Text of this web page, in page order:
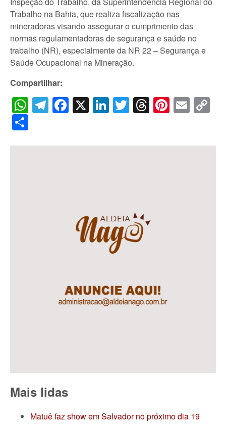
Trabalho na Bahia, que realiza fiscalização nas
mineradoras visando assegurar o cumprimento das
normas regulamentadoras de segurança e saúde no
trabalho (NR), especialmente da NR 22 – Segurança e
Saúde Ocupacional na Mineração.
Compartilhar:
WhatsApp
Telegram
Facebook
X LinkedIn
Twitter
Threads
Mais lidas
Matuê faz show em Salvador no próximo dia 19